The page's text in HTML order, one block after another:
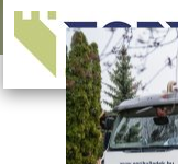
Cégünkről
Tevékenységeink